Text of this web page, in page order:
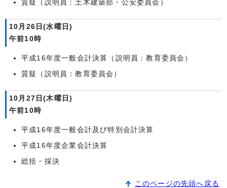
質疑（説明員：土木建築部・公安委員会）
10月26日(水曜日)
午前10時
平成16年度一般会計決算（説明員：教育委員会）
質疑（説明員：教育委員会）
10月27日(木曜日)
午前10時
平成16年度一般会計及び特別会計決算
平成16年度企業会計決算
総括・採決
このページの先頭へ戻る